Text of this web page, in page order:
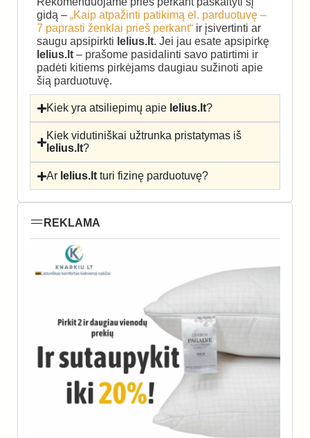
gidą – „Kaip atpažinti patikimą el. parduotuvę –
7 paprasti ženklai prieš perkant“ ir įsivertinti ar
saugu apsipirkti lelius.lt. Jei jau esate apsipirkę
lelius.lt – prašome pasidalinti savo patirtimi ir
padėti kitiems pirkėjams daugiau sužinoti apie
šią parduotuvę.
Kiek yra atsiliepimų apie lelius.lt?
Kiek vidutiniškai užtrunka pristatymas iš
lelius.lt?
Ar lelius.lt turi fizinę parduotuvę?
REKLAMA